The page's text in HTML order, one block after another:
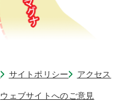
サイトポリシー アクセス
ウェブサイトへのご意見